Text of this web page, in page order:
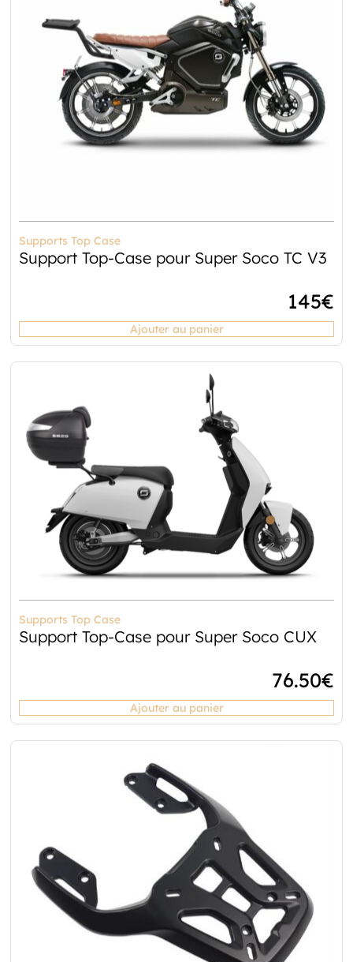
Supports Top Case
Support Top-Case pour Super Soco TC V3
145€
Ajouter au panier
Supports Top Case
Support Top-Case pour Super Soco CUX
76.50€
Ajouter au panier